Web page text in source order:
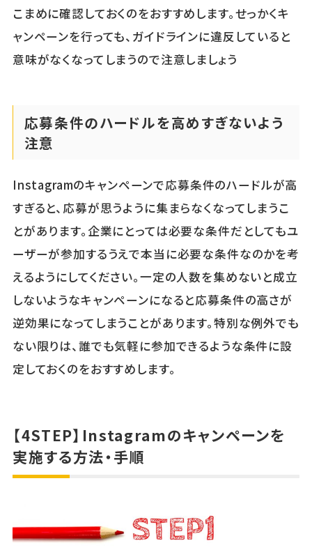
こまめに確認しておくのをおすすめします。せっかくキ
ャンペーンを行っても、ガイドラインに違反していると
意味がなくなってしまうので注意しましょう
応募条件のハードルを高めすぎないよう
注意
Instagramのキャンペーンで応募条件のハードルが高
すぎると、応募が思うように集まらなくなってしまうこ
とがあります。企業にとっては必要な条件だとしてもユ
ーザーが参加するうえで本当に必要な条件なのかを考
えるようにしてください。一定の人数を集めないと成立
しないようなキャンペーンになると応募条件の高さが
逆効果になってしまうことがあります。特別な例外でも
ない限りは、誰でも気軽に参加できるような条件に設
定しておくのをおすすめします。
【4STEP】Instagramのキャンペーンを
実施する方法・手順